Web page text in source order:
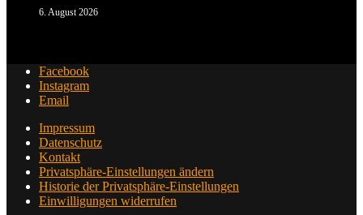
6. August 2026
Facebook
Instagram
Email
Impressum
Datenschutz
Kontakt
Privatsphäre-Einstellungen ändern
Historie der Privatsphäre-Einstellungen
Einwilligungen widerrufen